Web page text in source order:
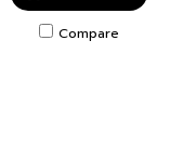
Compare